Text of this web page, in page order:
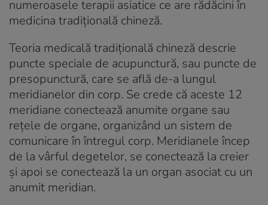
numeroasele terapii asiatice ce are rădăcini în
medicina tradițională chineză.
Teoria medicală tradițională chineză descrie
puncte speciale de acupunctură, sau puncte de
presopunctură, care se află de-a lungul
meridianelor din corp. Se crede că aceste 12
meridiane conectează anumite organe sau
rețele de organe, organizând un sistem de
comunicare în întregul corp. Meridianele încep
de la vârful degetelor, se conectează la creier
și apoi se conectează la un organ asociat cu un
anumit meridian.